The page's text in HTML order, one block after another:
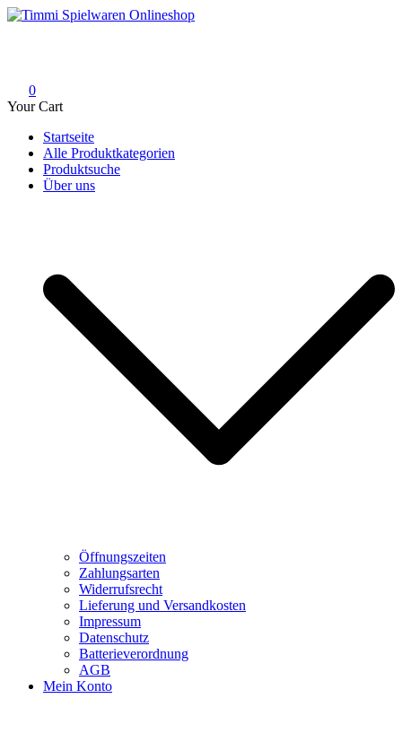
Skip
0
Your Cart
Startseite
Alle Produktkategorien
Produktsuche
Über uns
Öffnungszeiten
Zahlungsarten
Widerrufsrecht
Lieferung und Versandkosten
Impressum
Datenschutz
Batterieverordnung
AGB
Mein Konto